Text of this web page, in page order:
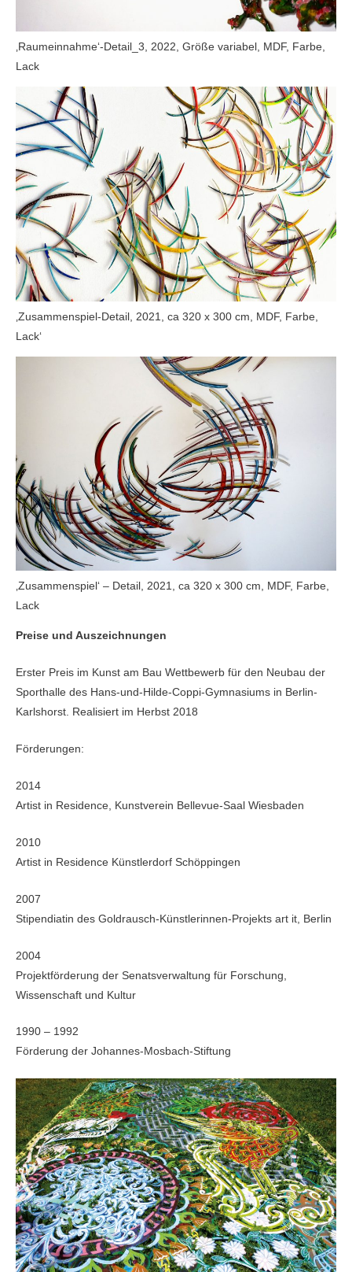
‚Raumeinnahme‘-Detail_3, 2022, Größe variabel, MDF, Farbe,
Lack
‚Zusammenspiel-Detail, 2021, ca 320 x 300 cm, MDF, Farbe,
Lack‘
‚Zusammenspiel‘ – Detail, 2021, ca 320 x 300 cm, MDF, Farbe,
Lack
Preise und Auszeichnungen
Erster Preis im Kunst am Bau Wettbewerb für den Neubau der
Sporthalle des Hans-und-Hilde-Coppi-Gymnasiums in Berlin-
Karlshorst. Realisiert im Herbst 2018
Förderungen:
2014
Artist in Residence, Kunstverein Bellevue-Saal Wiesbaden
2010
Artist in Residence Künstlerdorf Schöppingen
2007
Stipendiatin des Goldrausch-Künstlerinnen-Projekts art it, Berlin
2004
Projektförderung der Senatsverwaltung für Forschung,
Wissenschaft und Kultur
1990 – 1992
Förderung der Johannes-Mosbach-Stiftung